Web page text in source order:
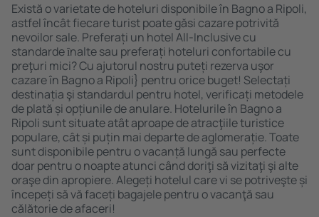
Există o varietate de hoteluri disponibile în Bagno a Ripoli,
astfel încât fiecare turist poate găsi cazare potrivită
nevoilor sale. Preferați un hotel All-Inclusive cu
standarde ȋnalte sau preferați hoteluri confortabile cu
preţuri mici? Cu ajutorul nostru puteți rezerva uşor
cazare în Bagno a Ripoli} pentru orice buget! Selectați
destinația şi standardul pentru hotel, verificați metodele
de plată și opțiunile de anulare. Hotelurile în Bagno a
Ripoli sunt situate atât aproape de atracţiile turistice
populare, cât și puțin mai departe de aglomerație. Toate
sunt disponibile pentru o vacanță lungă sau perfecte
doar pentru o noapte atunci când doriţi să vizitaţi şi alte
oraşe din apropiere. Alegeți hotelul care vi se potriveşte și
începeți să vă faceți bagajele pentru o vacanţă sau
călătorie de afaceri!